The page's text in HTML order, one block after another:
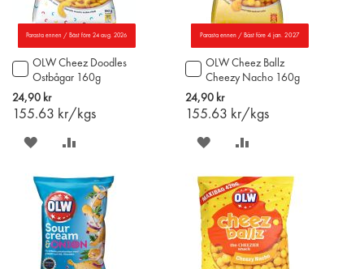
Parasta ennen / Bäst före 24 aug. 2026
OLW Cheez Doodles
Ostbågar 160g
24,90 kr
155.63 kr/kgs
Lägg
till
i
varukorgen
SPARA
ÖNSKELISTAN
JÄMFÖR
Parasta ennen / Bäst före 4 jan. 2027
OLW Cheez Ballz
Cheezy Nacho 160g
24,90 kr
155.63 kr/kgs
Lägg
till
i
varukorgen
SPARA
ÖNSKELISTAN
JÄMFÖR